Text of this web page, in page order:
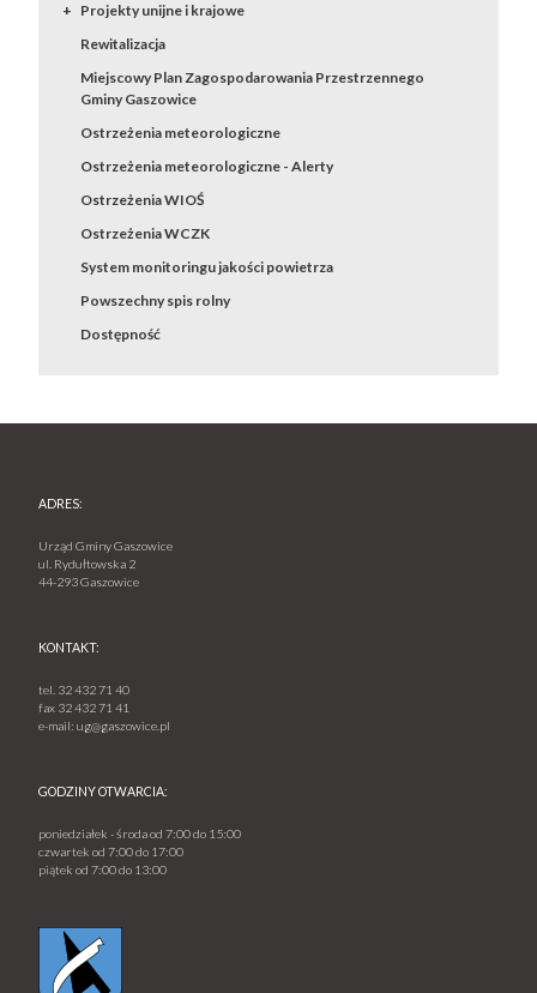
Projekty unijne i krajowe
Rewitalizacja
Miejscowy Plan Zagospodarowania Przestrzennego
Gminy Gaszowice
Ostrzeżenia meteorologiczne
Ostrzeżenia meteorologiczne - Alerty
Ostrzeżenia WIOŚ
Ostrzeżenia WCZK
System monitoringu jakości powietrza
Powszechny spis rolny
Dostępność
ADRES:
Urząd Gminy Gaszowice
ul. Rydułtowska 2
44-293 Gaszowice
KONTAKT:
tel. 32 432 71 40
fax 32 432 71 41
e-mail:ug@gaszowice.pl
GODZINY OTWARCIA:
poniedziałek - środa od 7:00 do 15:00
czwartek od 7:00 do 17:00
piątek od 7:00 do 13:00